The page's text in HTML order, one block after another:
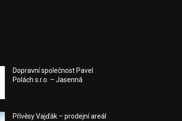
Dopravní společnost Pavel
Polách s.r.o. – Jasenná
Přívěsy Vajďák – prodejní areál